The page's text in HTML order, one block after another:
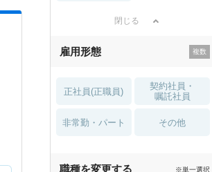
閉じる
雇用形態
正社員(正職員)
契約社員・
嘱託社員
非常勤・パート その他
職種を変更する ※単一選択